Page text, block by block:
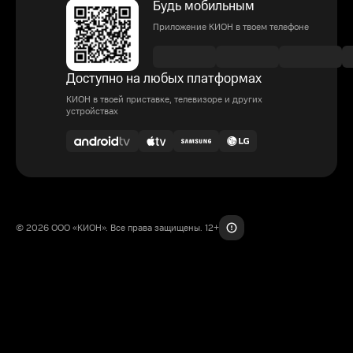
Будь мобильным
Приложение КИОН в твоем телефоне
Доступно на любых платформах
КИОН в твоей приставке, телевизоре и других
устройствах
© 2026 ООО «КИОН». Все права защищены. 12+